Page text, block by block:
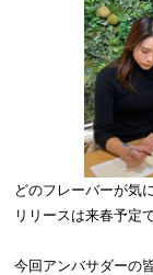
どのフレーバーが気
リリースは来春予定
今回アンバサダーの